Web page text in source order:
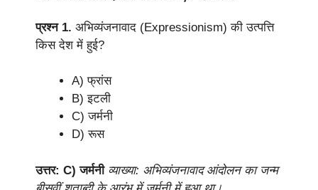
प्रश्न 1. अभिव्यंजनावाद (Expressionism) की उत्पत्ति
किस देश में हुई?
A) फ्रांस
B) इटली
C) जर्मनी
D) रूस
उत्तर: C) जर्मनी व्याख्या: अभिव्यंजनावाद आंदोलन का जन्म